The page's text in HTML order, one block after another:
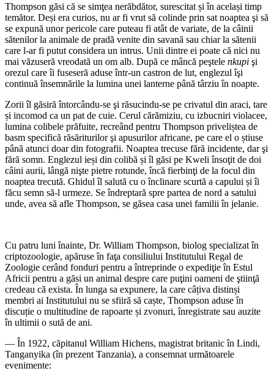
Thompson găsi că se simţea nerăbdător, surescitat și în același timp
temător. Deși era curios, nu ar fi vrut să colinde prin sat noaptea şi să
se expună unor pericole care puteau fi atât de variate, de la câinii
sătenilor la animale de pradă venite din savană sau chiar la sătenii
care l-ar fi putut considera un intrus. Unii dintre ei poate că nici nu
mai văzuseră vreodată un om alb. După ce mâncă peştele nkupi şi
orezul care îi fuseseră aduse într-un castron de lut, englezul îşi
continuă însemnările la lumina unei lanterne până târziu în noapte.
Zorii îl găsiră întorcându-se şi răsucindu-se pe crivatul din araci, tare
și incomod ca un pat de cuie. Cerul cărămiziu, cu izbucniri violacee,
lumina colibele prăfuite, recreând pentru Thompson priveliștea de
basm specifică răsăriturilor şi apusurilor africane, pe care el o știuse
până atunci doar din fotografii. Noaptea trecuse fără incidente, dar şi
fără somn. Englezul ieși din colibă și îl găsi pe Kweli însoţit de doi
câini aurii, lângă nişte pietre rotunde, încă fierbinţi de la focul din
noaptea trecută. Ghidul îl salută cu o înclinare scurtă a capului și îi
făcu semn să-l urmeze. Se îndreptară spre partea de nord a satului
unde, avea să afle Thompson, se găsea casa unei familii în jelanie.
Cu patru luni înainte, Dr. William Thompson, biolog specializat în
criptozoologie, apăruse în faţa consiliului Institutului Regal de
Zoologie cerând fonduri pentru a întreprinde o expediţie în Estul
Africii pentru a găsi un animal despre care puţini oameni de ştiinţă
credeau că exista. În lunga sa expunere, la care câțiva distinși
membri ai Institutului nu se sfiiră să caște, Thompson aduse în
discuție o multitudine de rapoarte și zvonuri, înregistrate sau auzite
în ultimii o sută de ani.
— În 1922, căpitanul William Hichens, magistrat britanic în Lindi,
Tanganyika (în prezent Tanzania), a consemnat următoarele
evenimente: